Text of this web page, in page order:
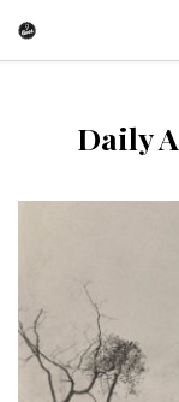
Daily